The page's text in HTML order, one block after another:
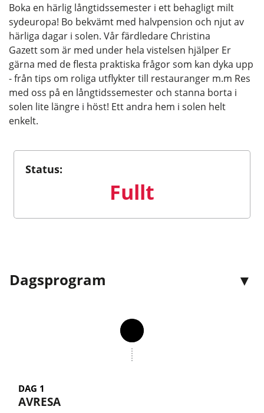
Boka en härlig långtidssemester i ett behagligt milt
sydeuropa! Bo bekvämt med halvpension och njut av
härliga dagar i solen. Vår färdledare Christina
Gazett som är med under hela vistelsen hjälper Er
gärna med de flesta praktiska frågor som kan dyka upp
- från tips om roliga utflykter till restauranger m.m Res
med oss på en långtidssemester och stanna borta i
solen lite längre i höst! Ett andra hem i solen helt
enkelt.
Status:
Fullt
Dagsprogram
DAG 1
AVRESA